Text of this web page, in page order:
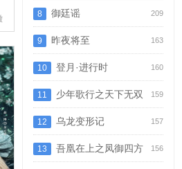
张译文
209
8 御廷谣
163
9 昨夜将至
160
10 登月·进行时
159
11 少年歌行之天下无双
157
12 乌龙变形记
156
13 吾凰在上之凤御四方